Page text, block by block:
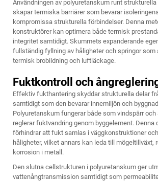
Användningen av polyuretanskum runt
skapar termiska barriärer som bevarar
kompromissa strukturella förbindelser. Denna
konstruktörer kan optimera både termisk
integritet samtidigt. Skummets expanderande
fullständig fyllning av håligheter och springor
termisk brobildning och luftläckage.
Fuktkontroll och
Effektiv fukthantering skyddar strukturella delar
samtidigt som den bevarar innemiljön och
Polyuretanskum fungerar både som vindspärr och
reglerar fuktvandring genom byggelement. Denna
förhindrar att fukt samlas i väggkonstruktioner
håligheter, vilket annars kan leda till mögeltillväxt,
korrosion i metall.
Den slutna cellstrukturen i polyuretanskum ger
vattenångtransmission samtidigt som